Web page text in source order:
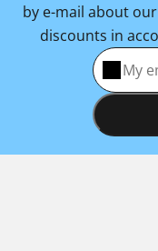
by e-mail about
discounts in